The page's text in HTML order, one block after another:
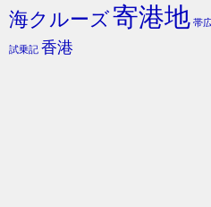
海クルーズ寄港地 帯
試乗記 香港